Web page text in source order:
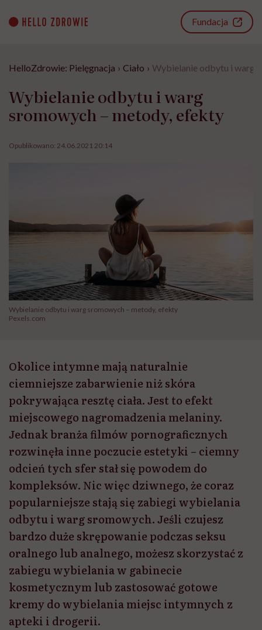
content
Fundacja
HelloZdrowie: Pielęgnacja › Ciało › Wybielanie odbytu i warg
Wybielanie odbytu i warg
sromowych – metody, efekty
Opublikowano: 24.06.2021 20:14
Wybielanie odbytu i warg sromowych – metody, efekty
Pexels.com
Okolice intymne mają naturalnie
ciemniejsze zabarwienie niż skóra
pokrywająca resztę ciała. Jest to efekt
miejscowego nagromadzenia melaniny.
Jednak branża filmów pornograficznych
rozwinęła inne poczucie estetyki – ciemny
odcień tych sfer stał się powodem do
kompleksów. Nic więc dziwnego, że coraz
popularniejsze stają się zabiegi wybielania
odbytu i warg sromowych. Jeśli czujesz
bardzo duże skrępowanie podczas seksu
oralnego lub analnego, możesz skorzystać z
zabiegu wybielania w gabinecie
kosmetycznym lub zastosować gotowe
kremy do wybielania miejsc intymnych z
apteki i drogerii.